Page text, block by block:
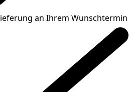
an Ihrem Wunschtermin